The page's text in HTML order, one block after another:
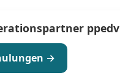
ppedv
→